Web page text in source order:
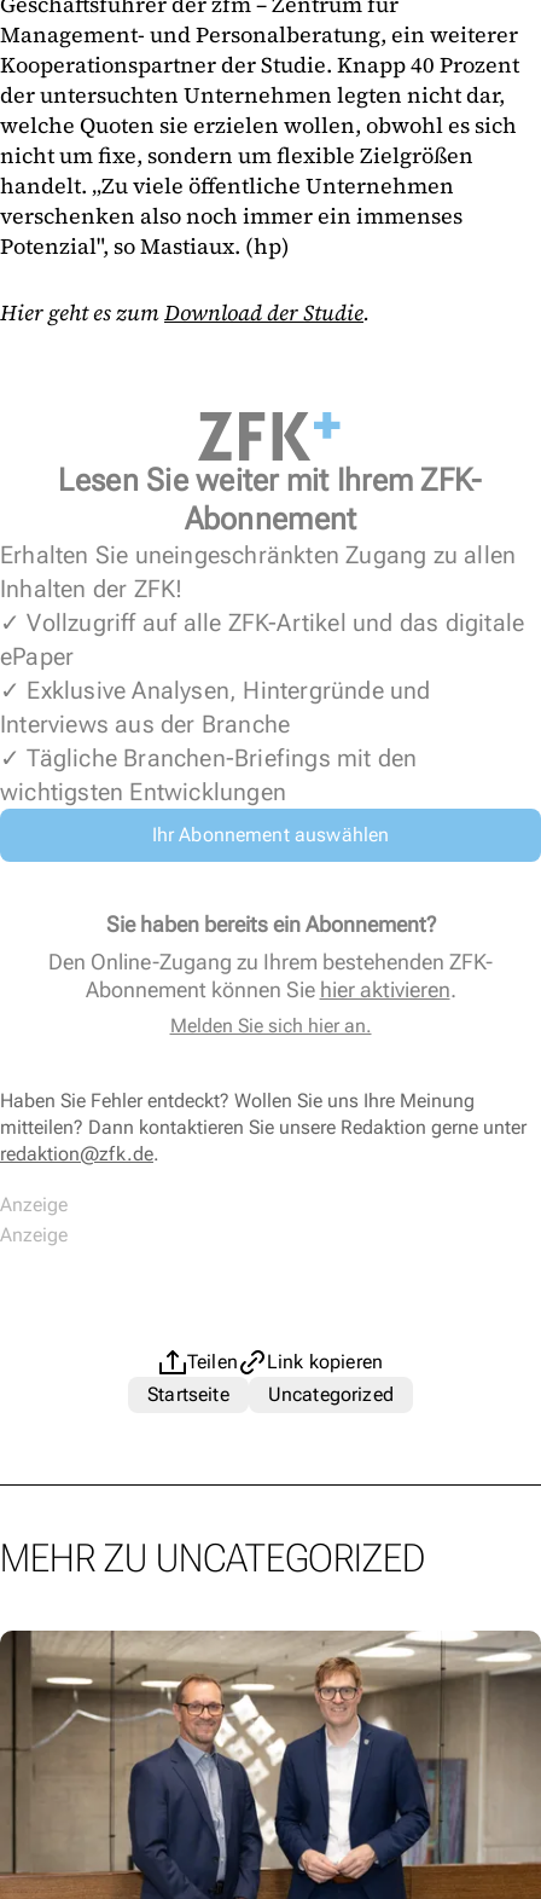
Management- und Personalberatung, ein weiterer
Kooperationspartner der Studie. Knapp 40 Prozent
der untersuchten Unternehmen legten nicht dar,
welche Quoten sie erzielen wollen, obwohl es sich
nicht um fixe, sondern um flexible Zielgrößen
handelt. „Zu viele öffentliche Unternehmen
verschenken also noch immer ein immenses
Potenzial", so Mastiaux. (hp)
Hier geht es zumDownload der Studie.
Lesen Sie weiter mit Ihrem ZFK-
Abonnement
Erhalten Sie uneingeschränkten Zugang zu allen
Inhalten der ZFK!
✓ Vollzugriff auf alle ZFK-Artikel und das digitale
ePaper
✓ Exklusive Analysen, Hintergründe und
Interviews aus der Branche
✓ Tägliche Branchen-Briefings mit den
wichtigsten Entwicklungen
Ihr Abonnement auswählen
Sie haben bereits ein Abonnement?
Den Online-Zugang zu Ihrem bestehenden ZFK-
Abonnement können Sie hier aktivieren.
Melden Sie sich hier an.
Haben Sie Fehler entdeckt? Wollen Sie uns Ihre Meinung
mitteilen? Dann kontaktieren Sie unsere Redaktion gerne unter
redaktion@zfk.de.
Teilen
Link kopieren
Startseite
Uncategorized
MEHR ZU UNCATEGORIZED